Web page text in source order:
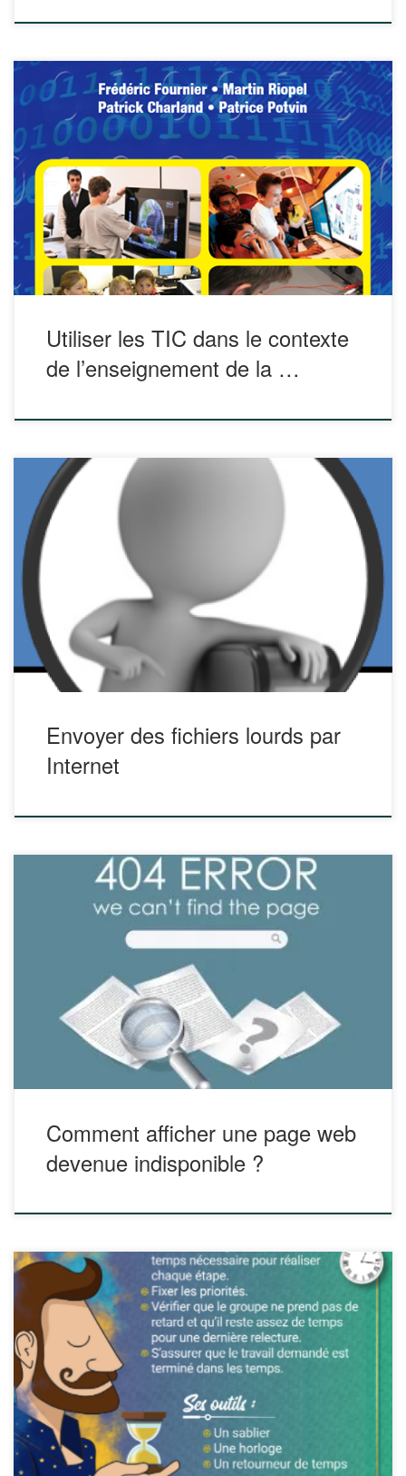
Un livre gratuit en PDF « Utiliser les TIC dans le contexte de
l’enseignement de la science et de la technologie » est
disponible sur http://www.patricepotvin.uqam.ca/TIC/TIC.pdf
N’hésitez pas à le consulter ! [pdf-embedder
url= »http://portaileduc.net/website/wp-
content/uploads/2018/01/TIC.pdf »]
Utiliser les TIC dans le contexte
de l’enseignement de la …
WeTransfer Vous pouvez utiliser WeTransfer pour des
fichiers pouvant atteindre 2GB. Il suffit de choisir sur votre
disque dur le fichier que vous souhaitez envoyer, indiquer
les mails des destinataires ( jusqu’à 20) puis ajouter un
message et cliquer pour transférer votre fichier dans les
nuages. Votre fichier reste disponible […]
Envoyer des fichiers lourds par
Internet
Vous êtes en classe prêt(e) à présenter à vos élèves
l’information capitale pour votre leçon que vous avez
épinglée sur un site Internet la veille au terme d’une longue
recherche. Vous tapez l’adresse, le navigateur Internet
charge …. jusqu’à vous afficher une erreur 404 : page
indisponible. Voici deux méthodes […]
Comment afficher une page web
devenue indisponible ?
Pas facile d’organiser le travail en équipe et d’aider chacun
à trouver sa place dans un groupe ? Voici des cartes « jeux
de rôle » à leur distribuer ! Gardien du temps, écrivain, juge
de paix, journaliste ou encore ambassadeur, chaque élève
aura un rôle bien défini à jouer […]